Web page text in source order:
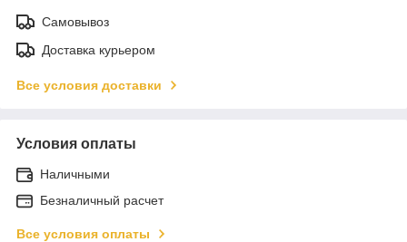
Самовывоз
Доставка курьером
Все условия доставки
Условия оплаты
Наличными
Безналичный расчет
Все условия оплаты